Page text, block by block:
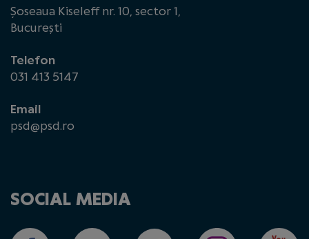
Șoseaua Kiseleff nr. 10, sector 1,
București
Telefon
031 413 5147
Email
psd@psd.ro
SOCIAL MEDIA